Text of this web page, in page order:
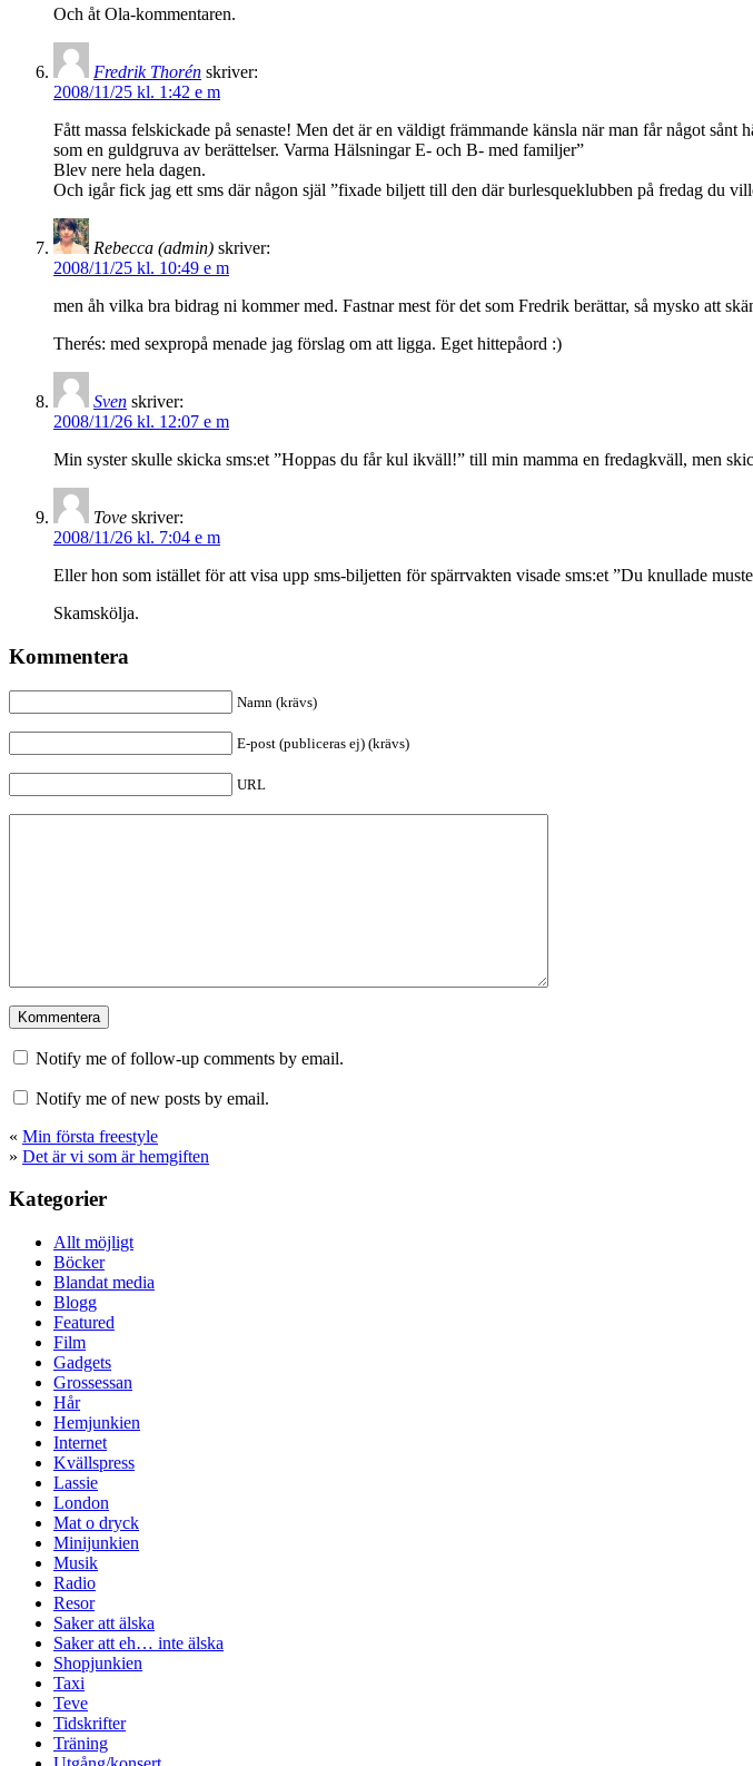
Och åt Ola-kommentaren.
Fredrik Thorén skriver:
2008/11/25 kl. 1:42 e m
Fått massa felskickade på senaste! Men det är en väldigt främmande känsla när man får något
som en guldgruva av berättelser. Varma Hälsningar E- och B- med familjer”
Blev nere hela dagen.
Och igår fick jag ett sms där någon själ ”fixade biljett till den där burlesqueklubben på fredag du
Rebecca (admin) skriver:
2008/11/25 kl. 10:49 e m
men åh vilka bra bidrag ni kommer med. Fastnar mest för det som Fredrik berättar, så mysko att
Therés: med sexpropå menade jag förslag om att ligga. Eget hittepåord :)
Sven skriver:
2008/11/26 kl. 12:07 e m
Min syster skulle skicka sms:et ”Hoppas du får kul ikväll!” till min mamma en fredagkväll, men
Tove skriver:
2008/11/26 kl. 7:04 e m
Eller hon som istället för att visa upp sms-biljetten för spärrvakten visade sms:et ”Du knullade
Skamskölja.
Kommentera
Namn (krävs)
E-post (publiceras ej) (krävs)
URL
Notify me of follow-up comments by email.
Notify me of new posts by email.
« Min första freestyle
» Det är vi som är hemgiften
Kategorier
Allt möjligt
Böcker
Blandat media
Blogg
Featured
Film
Gadgets
Grossessan
Hår
Hemjunkien
Internet
Kvällspress
Lassie
London
Mat o dryck
Minijunkien
Musik
Radio
Resor
Saker att älska
Saker att eh… inte älska
Shopjunkien
Taxi
Teve
Tidskrifter
Träning